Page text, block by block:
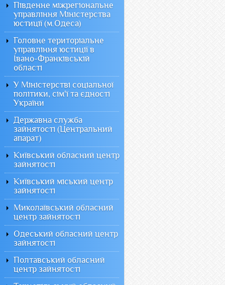
Південне міжрегіональне
управління Міністерства
юстиції (м.Одеса)
Головне територіальне
управління юстиції в
Івано-Франківській
області
У Міністерстві соціальної
політики, сім'ї та єдності
України
Державна служба
зайнятості (Центральний
апарат)
Київський обласний центр
зайнятості
Київський міський центр
зайнятості
Миколаївський обласний
центр зайнятості
Одеський обласний центр
зайнятості
Полтавський обласний
центр зайнятості